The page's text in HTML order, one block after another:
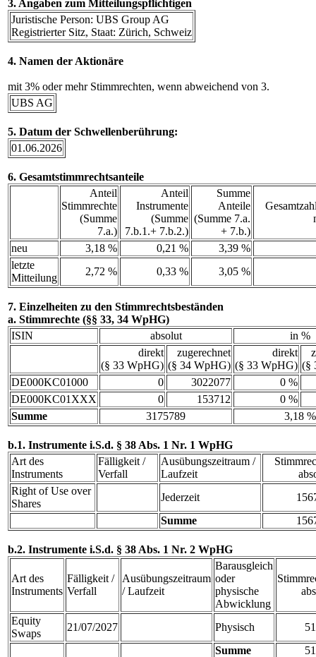
3. Angaben zum Mitteilungspflichtigen
Juristische Person: UBS Group AG
Registrierter Sitz, Staat: Zürich, Schweiz
4. Namen der Aktionäre
mit 3% oder mehr Stimmrechten, wenn abweichend von 3.
UBS AG
5. Datum der Schwellenberührung:
01.06.2026
6. Gesamtstimmrechtsanteile
Anteil
Stimmrechte
(Summe
7.a.)
Anteil
Instrumente
(Summe
7.b.1.+ 7.b.2.)
Summe
Anteile
(Summe 7.a.
+ 7.b.)
neu 3,18 % 0,21 %
3,39 %
letzte
Mitteilung
2,72 % 0,33 % 3,05 %
7. Einzelheiten zu den Stimmrechtsbeständen
a. Stimmrechte (§§ 33, 34 WpHG)
ISIN
absolut
in %
direkt
(§ 33 WpHG)
zugerechnet
(§ 34 WpHG)
direkt
(§ 33 WpHG) (§
DE000KC01000
0 3022077
0 %
DE000KC01XXX
0 153712
0 %
Summe
3175789 3,18 %
b.1. Instrumente i.S.d. § 38 Abs. 1 Nr. 1 WpHG
Art des
Instruments
Fälligkeit /
Verfall
Ausübungszeitraum /
Laufzeit
Right of Use over
Shares
Jederzeit
Summe
b.2. Instrumente i.S.d. § 38 Abs. 1 Nr. 2 WpHG
Art des
Instruments
Fälligkeit /
Verfall
Ausübungszeitraum
/ Laufzeit
Barausgleich
oder
physische
Abwicklung
Equity
Swaps
21/07/2027 Physisch
Summe